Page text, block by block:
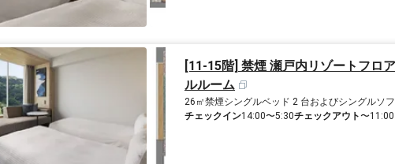
[11-15階] 禁煙 瀬戸内リゾートフロ
ルルーム
26㎡禁煙
チェックイン14:00〜5:30チェックアウト〜11:00